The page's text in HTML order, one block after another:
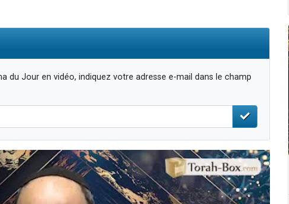
du Jour en vidéo, indiquez votre adresse e-mail dans le champ